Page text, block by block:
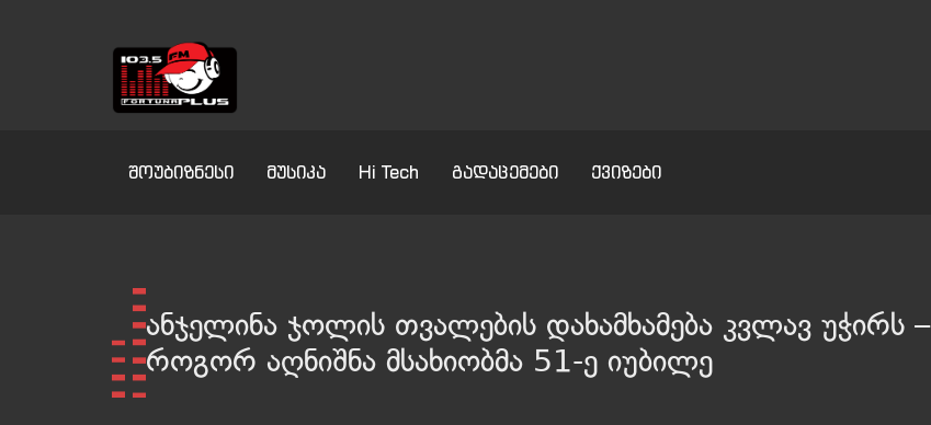
შოუბიზნესი მუსიკა Hi Tech გადაცემები ქვიზები
ანჯელინა ჯოლის თვალების დახამხამება კვლავ უჭირს –
როგორ აღნიშნა მსახიობმა 51-ე იუბილე